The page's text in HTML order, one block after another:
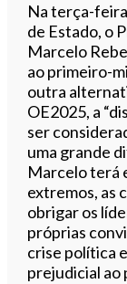
Na terça-
de Estado, o
Marcelo
ao primeiro-
outra
OE2025, a
ser
uma grande
Marcelo terá
extremos, as
obrigar os
próprias
crise política
prejudicial ao